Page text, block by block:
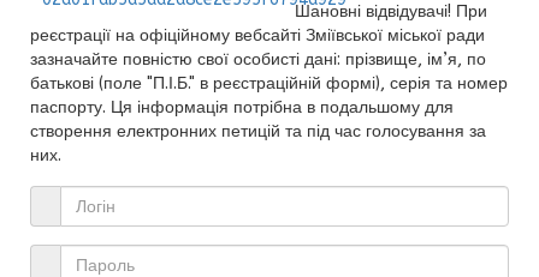
Шановні відвідувачі! При
реєстрації на офіційному вебсайті Зміївської міської ради
зазначайте повністю свої особисті дані: прізвище, ім’я, по
батькові (поле "П.І.Б." в реєстраційній формі), серія та номер
паспорту. Ця інформація потрібна в подальшому для
створення електронних петицій та під час голосування за
них.